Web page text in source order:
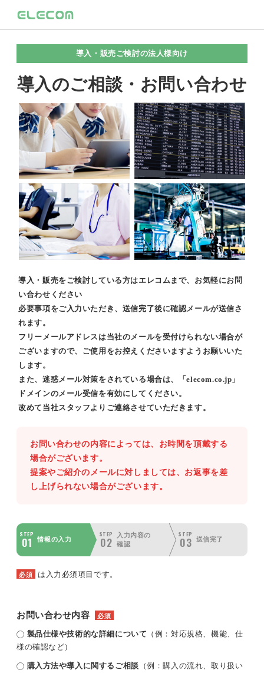
導入・販売ご検討の法人様向け
導入のご相談・お問い合わせ
導入・販売をご検討している方はエレコムまで、お気軽にお問
い合わせください
必要事項をご入力いただき、送信完了後に確認メールが送信さ
れます。
フリーメールアドレスは当社のメールを受付けられない場合が
ございますので、ご使用をお控えくださいますようお願いいた
します。
また、迷惑メール対策をされている場合は、「elecom.co.jp」
ドメインのメール受信を有効にしてください。
改めて当社スタッフよりご連絡させていただきます。
お問い合わせの内容によっては、お時間を頂戴する
場合がございます。
提案やご紹介のメールに対しましては、お返事を差
し上げられない場合がございます。
STEP
01 情報の入力
STEP
02
入力内容の
確認
STEP
03 送信完了
必須 は入力必須項目です。
お問い合わせ内容 必須
製品仕様や技術的な詳細について （例：対応規格、機能、仕
様の確認など）
購入方法や導入に関するご相談 （例：購入の流れ、取り扱い